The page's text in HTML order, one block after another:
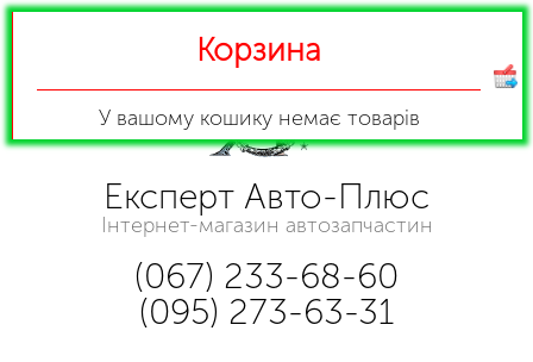
Експерт Авто-Плюс
Інтернет-магазин автозапчастин
(067) 233-68-60
(095) 273-63-31
Корзина
У вашому кошику немає товарів